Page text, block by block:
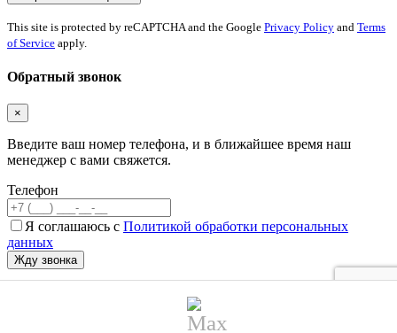
This site is protected by reCAPTCHA and the Google Privacy Policy and Terms
of Service apply.
Обратный звонок
×
Введите ваш номер телефона, и в ближайшее время наш
менеджер с вами свяжется.
Телефон
Я соглашаюсь с Политикой обработки персональных
данных